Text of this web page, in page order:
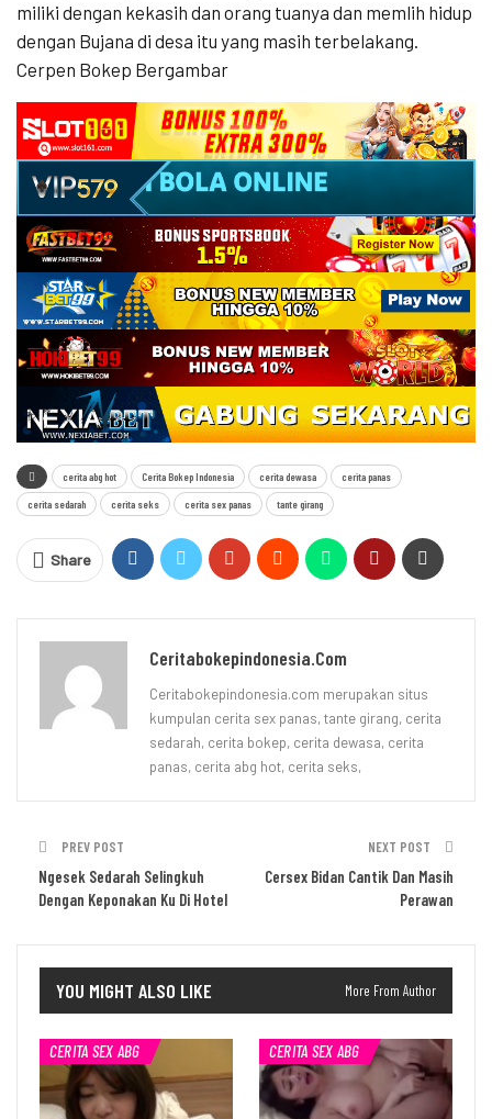
miliki dengan kekasih dan orang tuanya dan memlih hidup
dengan Bujana di desa itu yang masih terbelakang.
Cerpen Bokep Bergambar
cerita abg hot Cerita Bokep Indonesia cerita dewasa cerita panas
cerita sedarah cerita seks cerita sex panas tante girang
Share
Ceritabokepindonesia.com
Ceritabokepindonesia.com merupakan situs
kumpulan cerita sex panas, tante girang, cerita
sedarah, cerita bokep, cerita dewasa, cerita
panas, cerita abg hot, cerita seks,
PREV POST
Ngesek Sedarah Selingkuh
Dengan Keponakan Ku Di Hotel
NEXT POST
Cersex Bidan Cantik Dan Masih
Perawan
YOU MIGHT ALSO LIKE More From Author
CERITA SEX ABG CERITA SEX ABG